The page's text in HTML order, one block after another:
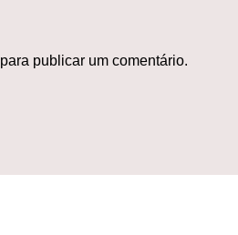
para publicar um comentário.